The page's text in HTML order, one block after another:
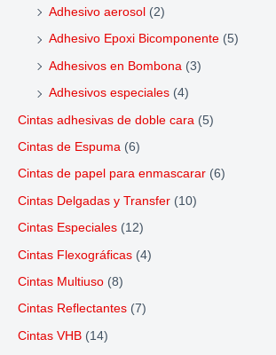
Adhesivo aerosol (2)
Adhesivo Epoxi Bicomponente (5)
Adhesivos en Bombona (3)
Adhesivos especiales (4)
Cintas adhesivas de doble cara (5)
Cintas de Espuma (6)
Cintas de papel para enmascarar (6)
Cintas Delgadas y Transfer (10)
Cintas Especiales (12)
Cintas Flexográficas (4)
Cintas Multiuso (8)
Cintas Reflectantes (7)
Cintas VHB (14)